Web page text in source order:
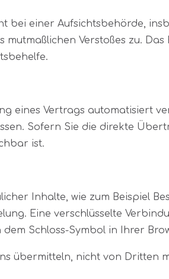
bei einer Aufsichtsbehörde,
Verstoßes zu. Das
eines Vertrags automatisiert
Sofern Sie die direkte
ist.
Inhalte, wie zum Beispiel
Eine verschlüsselte
Schloss-Symbol in Ihrer
übermitteln, nicht von Dritten